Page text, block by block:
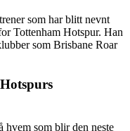
som har blitt nevnt
Tottenham Hotspur. Han
som Brisbane Roar
hvem som blir den neste